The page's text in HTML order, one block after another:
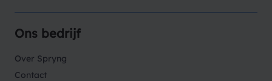
Ons bedrijf
Over Spryng
Contact